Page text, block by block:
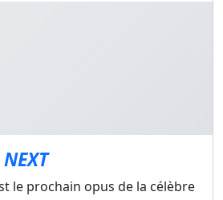
le prochain opus de la célèbre